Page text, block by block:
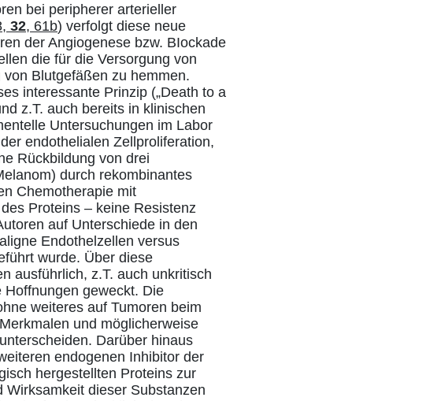
bei peripherer arterieller
32, 61b) verfolgt diese neue
der Angiogenese bzw. BIockade
die für die Versorgung von
Blutgefäßen zu hemmen.
interessante Prinzip („Death to a
z.T. auch bereits in klinischen
Untersuchungen im Labor
endothelialen Zellproliferation,
Rückbildung von drei
durch rekombinantes
Chemotherapie mit
Proteins – keine Resistenz
auf Unterschiede in den
Endothelzellen versus
wurde. Über diese
ausführlich, z.T. auch unkritisch
geweckt. Die
weiteres auf Tumoren beim
und möglicherweise
Darüber hinaus
endogenen Inhibitor der
hergestellten Proteins zur
dieser Substanzen